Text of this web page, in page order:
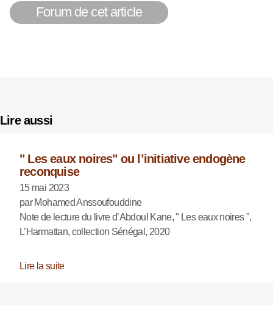
Forum de cet article
Lire aussi
" Les eaux noires" ou l’initiative endogène
reconquise
15 mai 2023
par Mohamed Anssoufouddine
Note de lecture du livre d’Abdoul Kane, " Les eaux noires ",
L’Harmattan, collection Sénégal, 2020
Lire la suite